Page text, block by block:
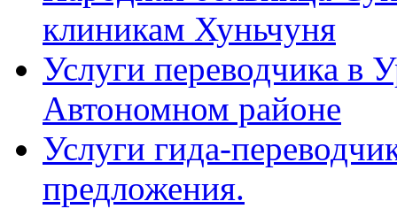
клиникам Хуньчуня
Услуги переводчика в
Автономном районе
Услуги гида-
предложения.